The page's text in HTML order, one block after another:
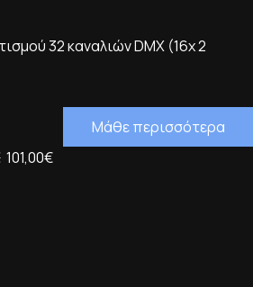
32 καναλιών DMX (16x 2
Μάθε περισσότερα
101,00€